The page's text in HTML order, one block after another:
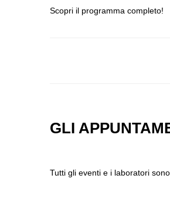
Scopri il programma completo!
GLI
Tutti gli eventi e i laboratori